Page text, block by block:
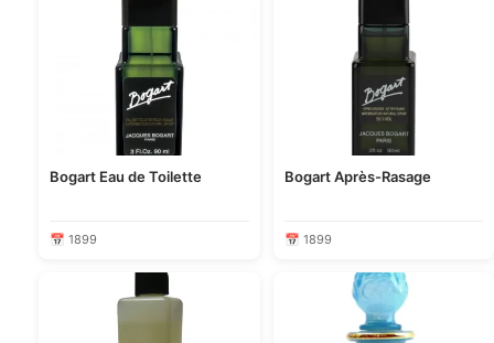
Bogart Eau de Toilette
📅 1899
Bogart Après-Rasage
📅 1899